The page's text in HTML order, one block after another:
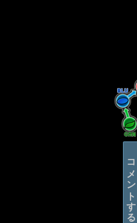
コメントする